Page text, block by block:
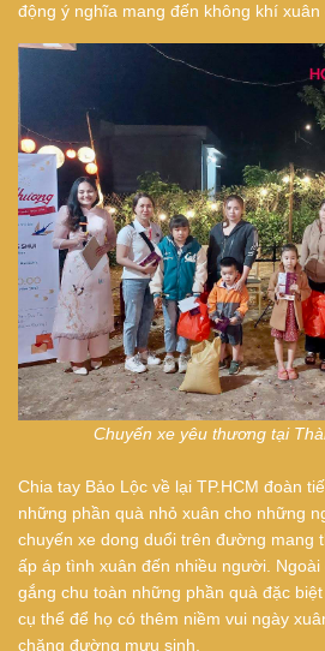
động ý nghĩa mang đến không khí xuân
Chuyến xe yêu thương tại
Chia tay Bảo Lộc về lại TP.HCM đoàn
những phần quà nhỏ xuân cho những
chuyến xe dong duổi trên đường mang
ấp áp tình xuân đến nhiều người.
gắng chu toàn những phần quà đặc
cụ thể để họ có thêm niềm vui ngày
chặng đường mưu sinh.